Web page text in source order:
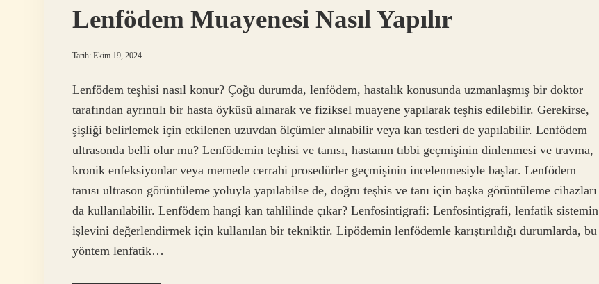
Lenfödem Muayenesi Nasıl Yapılır
Tarih: Ekim 19, 2024
Lenfödem teşhisi nasıl konur? Çoğu durumda, lenfödem, hastalık konusunda uzmanlaşmış bir doktor
tarafından ayrıntılı bir hasta öyküsü alınarak ve fiziksel muayene yapılarak teşhis edilebilir. Gerekirse,
şişliği belirlemek için etkilenen uzuvdan ölçümler alınabilir veya kan testleri de yapılabilir. Lenfödem
ultrasonda belli olur mu? Lenfödemin teşhisi ve tanısı, hastanın tıbbi geçmişinin dinlenmesi ve travma,
kronik enfeksiyonlar veya memede cerrahi prosedürler geçmişinin incelenmesiyle başlar. Lenfödem
tanısı ultrason görüntüleme yoluyla yapılabilse de, doğru teşhis ve tanı için başka görüntüleme cihazları
da kullanılabilir. Lenfödem hangi kan tahlilinde çıkar? Lenfosintigrafi: Lenfosintigrafi, lenfatik sistemin
işlevini değerlendirmek için kullanılan bir tekniktir. Lipödemin lenfödemle karıştırıldığı durumlarda, bu
yöntem lenfatik…